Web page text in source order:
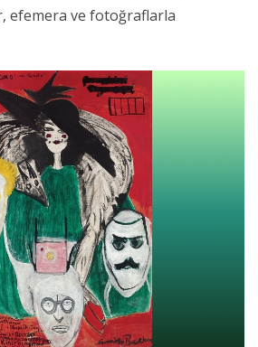
efemera ve fotoğraflarla